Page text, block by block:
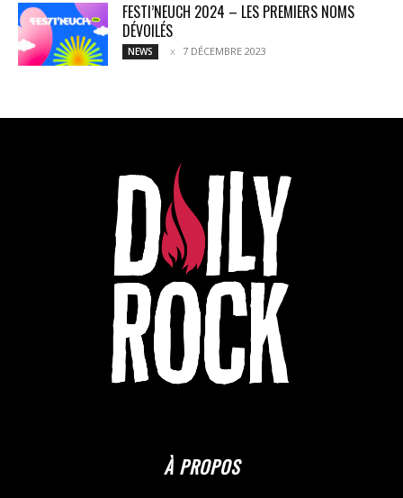
FESTI’NEUCH 2024 – LES PREMIERS NOMS
DÉVOILÉS
NEWS 7 DÉCEMBRE 2023
À PROPOS